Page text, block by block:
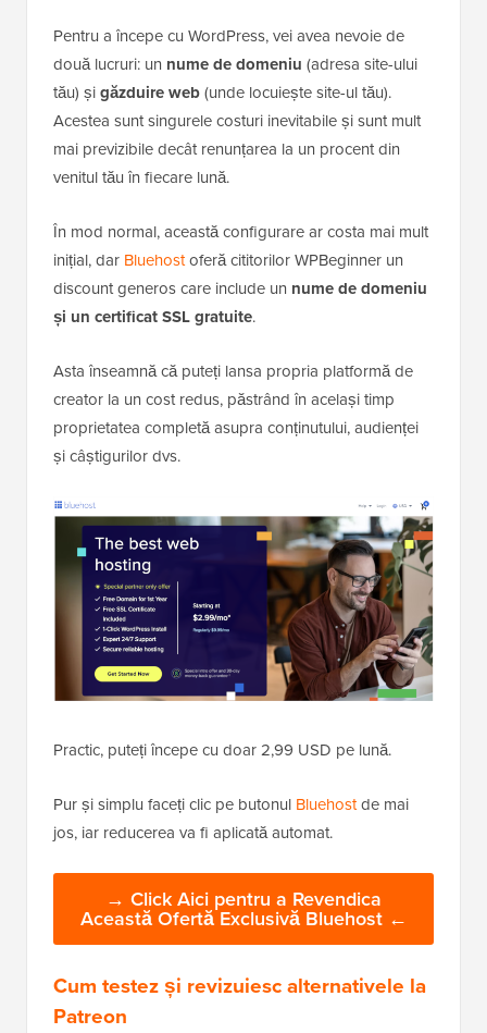
Pentru a începe cu WordPress, vei avea nevoie de
două lucruri: un nume de domeniu (adresa site-ului
tău) șigăzduire web(unde locuiește site-ul tău).
Acestea sunt singurele costuri inevitabile și sunt mult
mai previzibile decât renunțarea la un procent din
venitul tău în fiecare lună.
În mod normal, această configurare ar costa mai mult
inițial, dar Bluehostoferă cititorilor WPBeginner un
discount generos care include un nume de domeniu
și un certificat SSL gratuite.
Asta înseamnă că puteți lansa propria platformă de
creator la un cost redus, păstrând în același timp
proprietatea completă asupra conținutului, audienței
și câștigurilor dvs.
Practic, puteți începe cu doar 2,99 USD pe lună.
Pur și simplu faceți clic pe butonul Bluehostde mai
jos, iar reducerea va fi aplicată automat.
→ Click Aici pentru a Revendica
Această Ofertă Exclusivă Bluehost ←
Cum testez și revizuiesc alternativele la
Patreon